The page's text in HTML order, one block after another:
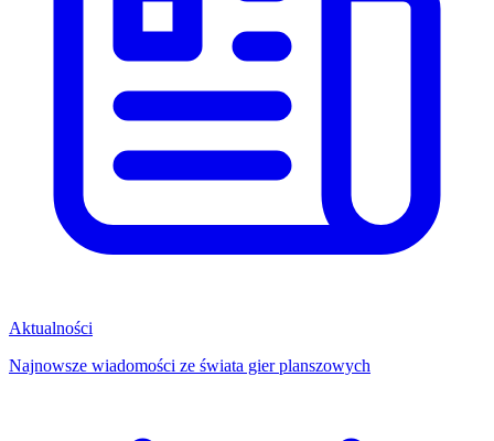
Aktualności
Najnowsze wiadomości ze świata gier planszowych